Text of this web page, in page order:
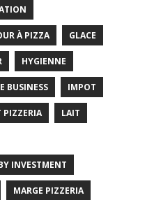
À PIZZA GLACE
HYGIENNE
BUSINESS IMPOT
PIZZERIA LAIT
INVESTMENT
MARGE PIZZERIA